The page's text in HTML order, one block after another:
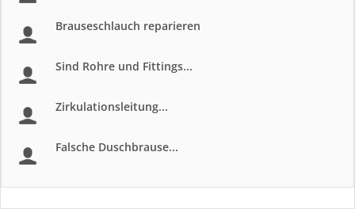
Brauseschlauch reparieren
Sind Rohre und Fittings...
Zirkulationsleitung...
Falsche Duschbrause...